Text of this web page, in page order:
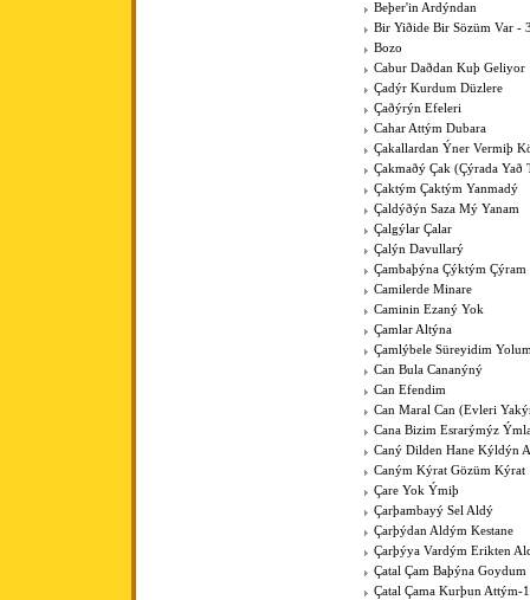
Beþer'in Ardýndan
Bir Yiðide Bir Sözüm Var -
Bozo
Cabur Daðdan Kuþ Geliyor
Çadýr Kurdum Düzlere
Çaðýrýn Efeleri
Cahar Attým Dubara
Çakallardan Ýner Vermiþ
Çakmaðý Çak (Çýrada Yað
Çaktým Çaktým Yanmadý
Çaldýðýn Saza Mý Yanam
Çalgýlar Çalar
Çalýn Davullarý
Çambaþýna Çýktým Çýram
Camilerde Minare
Caminin Ezaný Yok
Çamlar Altýna
Çamlýbele Süreyidim
Can Bula Cananýný
Can Efendim
Can Maral Can (Evleri
Cana Bizim Esrarýmýz
Caný Dilden Hane Kýldýn
Caným Kýrat Gözüm Kýrat
Çare Yok Ýmiþ
Çarþambayý Sel Aldý
Çarþýdan Aldým Kestane
Çarþýya Vardým Erikten
Çatal Çam Baþýna Goydum
Çatal Çama Kurþun Attým-1